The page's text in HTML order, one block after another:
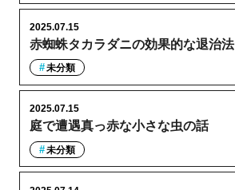
赤蜘蛛タカラダニの効果的な退治法
2025.07.15
未分類
庭で遭遇真っ赤な小さな虫の話
2025.07.15
未分類